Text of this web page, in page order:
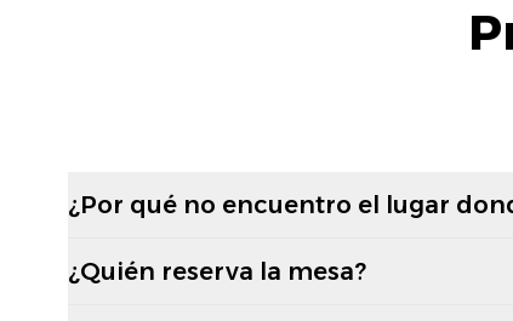
¿Por qué no encuentro el lugar
¿Quién reserva la mesa?